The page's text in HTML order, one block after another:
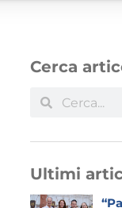
Cerca
Ultimi